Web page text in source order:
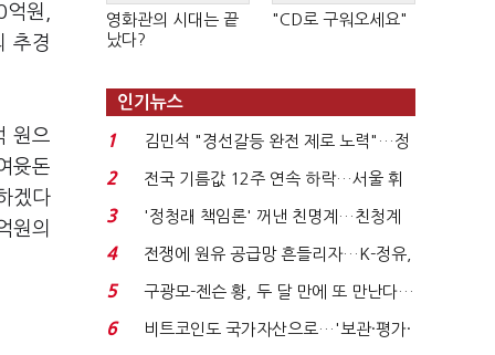
원,
추경
원으
윳돈
겠다
원의
영화관의 시대는 끝
났다?
"CD로 구워오세요"
인기뉴스
1
김민석 "경선갈등 완전 제로 노력"…정
청래 "반명 공세 사...
2
전국 기름값 12주 연속 하락…서울 휘
발윳값 1909원...
3
'정청래 책임론' 꺼낸 친명계…친청계
는 추가투표 때리기...
4
전쟁에 원유 공급망 흔들리자…K-정유,
에너지안보 핵심...
5
구광모-젠슨 황, 두 달 만에 또 만난다…
로봇·AI 등 논...
6
비트코인도 국가자산으로…'보관·평가·